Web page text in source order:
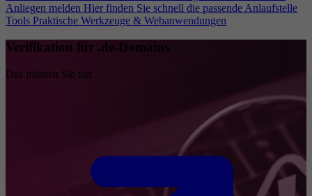
Anliegen melden Hier finden Sie schnell die passende Anlaufstelle
Tools Praktische Werkzeuge & Webanwendungen
Verifikation für .de-Domains
Das müssen Sie tun